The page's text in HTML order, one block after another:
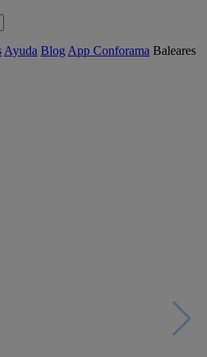
Ayuda Blog App Conforama Baleares